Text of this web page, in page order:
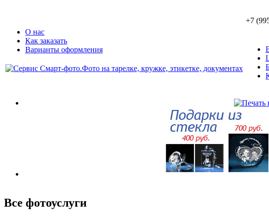
О нас
Как заказать
Варианты оформления
+7
Все фотоуслуги